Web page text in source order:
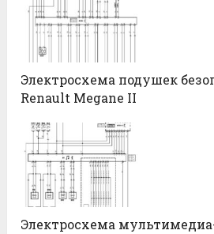
Электросхема подушек
Renault Megane II
Электросхема